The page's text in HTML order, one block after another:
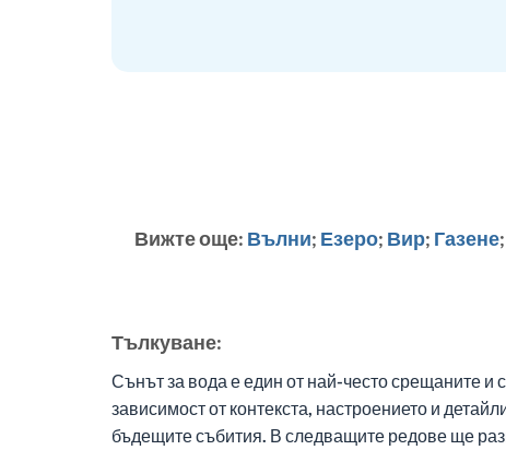
Вижте още: Вълни; Езеро; Вир; Газене;
Тълкуване:
Сънът за вода е един от най-често срещаните и
зависимост от контекста, настроението и
бъдещите събития. В следващите редове ще